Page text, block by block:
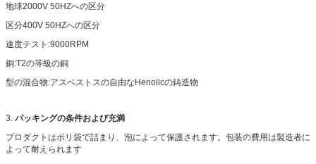
地球2000V 50HZへの区分
区分400V 50HZへの区分
速度テスト:9000RPM
銅:T2の等級の銅
型の混合物:アスベストスの自由なHenolicの鋳造物
3. パッキングの条件および充満
プロダクトはポリ袋で詰まり、泡によって保護されます。包装の費用は製造者に
よって耐えられます